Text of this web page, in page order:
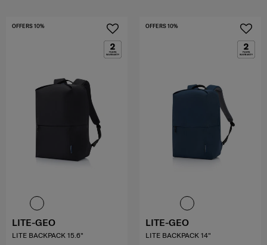
OFFERS 10%
LITE-GEO
LITE BACKPACK 15.6"
OFFERS 10%
LITE-GEO
LITE BACKPACK 14"